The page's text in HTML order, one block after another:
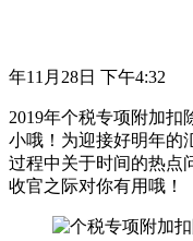
年11月28日 下午4:32
2019年个税专项附加扣
小哦！为迎接好明年的
过程中关于时间的热点
收官之际对你有用哦！